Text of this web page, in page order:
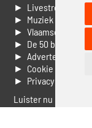
► Livestream
► Muziek opzoeken
► Vlaamse 100
► De 50 beste van...
► Adverteren op
► Cookie
► Privacyinformatie
Luister nu naar
uit de lage landen